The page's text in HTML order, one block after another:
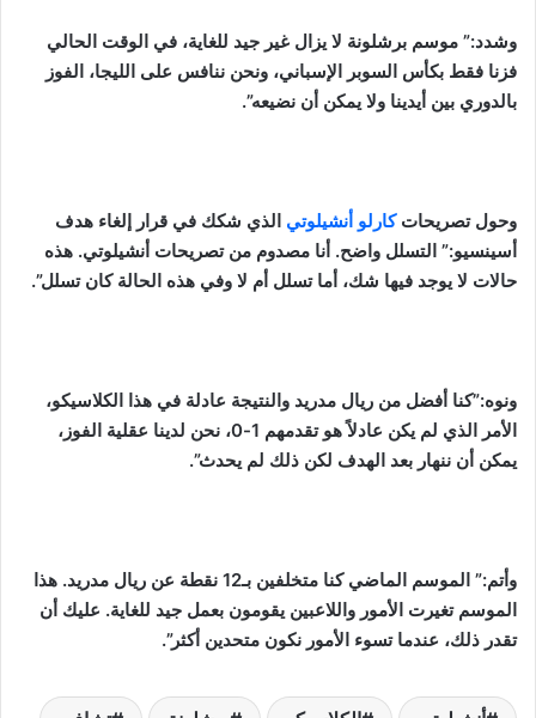
وشدد:” موسم برشلونة لا يزال غير جيد للغاية، في الوقت الحالي
فزنا فقط بكأس السوبر الإسباني، ونحن ننافس على الليجا، الفوز
بالدوري بين أيدينا ولا يمكن أن نضيعه”.
وحول تصريحاتكارلو أنشيلوتي الذي شكك في قرار إلغاء هدف
أسينسيو:” التسلل واضح. أنا مصدوم من تصريحات أنشيلوتي. هذه
حالات لا يوجد فيها شك، أما تسلل أم لا وفي هذه الحالة كان تسلل”.
ونوه:”كنا أفضل من ريال مدريد والنتيجة عادلة في هذا الكلاسيكو،
الأمر الذي لم يكن عادلاً هو تقدمهم 1-0، نحن لدينا عقلية الفوز،
يمكن أن ننهار بعد الهدف لكن ذلك لم يحدث”.
وأتم:” الموسم الماضي كنا متخلفين بـ12 نقطة عن ريال مدريد. هذا
الموسم تغيرت الأمور واللاعبين يقومون بعمل جيد للغاية. عليك أن
تقدر ذلك، عندما تسوء الأمور نكون متحدين أكثر”.